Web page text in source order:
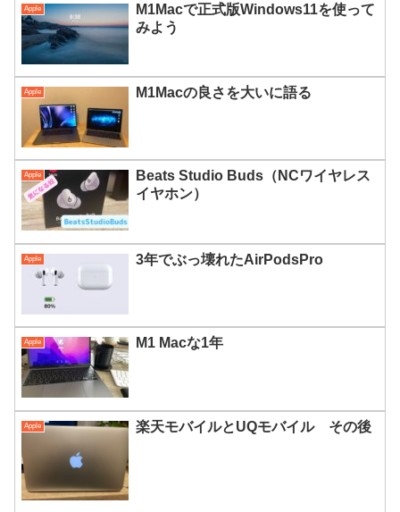
Apple
M1Macで正式版Windows11を使って
みよう
Apple M1Macの良さを大いに語る
Apple
Beats Studio Buds（NCワイヤレス
イヤホン）
Apple 3年でぶっ壊れたAirPodsPro
Apple M1 Macな1年
Apple 楽天モバイルとUQモバイル その後